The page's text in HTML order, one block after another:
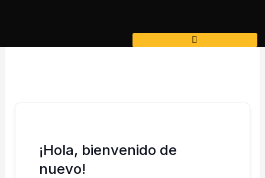
¡Hola, bienvenido de
nuevo!